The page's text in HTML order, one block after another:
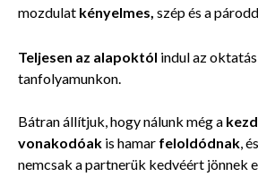
mozdulat kényelmes, szép és a
Teljesen az alapoktól indul az
tanfolyamunkon.
Bátran állítjuk, hogy nálunk még a
vonakodóak is hamar feloldódnak ,
nemcsak a partnerük kedvéért jönnek